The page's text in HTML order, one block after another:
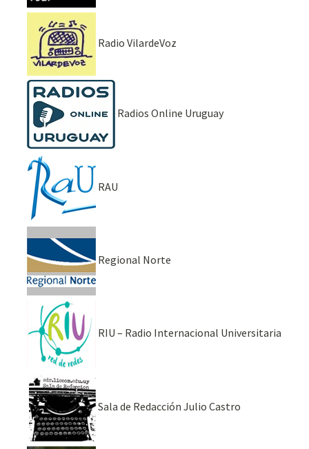
Radio VilardeVoz
Radios Online Uruguay
RAU
Regional Norte
RIU – Radio Internacional Universitaria
Sala de Redacción Julio Castro